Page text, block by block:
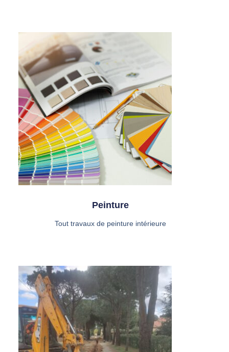
Peinture
Tout travaux de peinture intérieure